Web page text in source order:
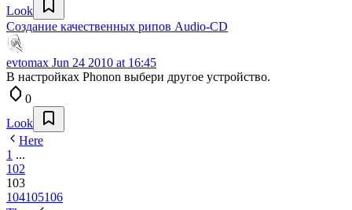
Look
Создание качественных рипов Audio-CD
evtomax Jun 24 2010 at 16:45
В настройках Phonon выбери другое устройство.
0
Look
Here
1 ...
102
103
104105106